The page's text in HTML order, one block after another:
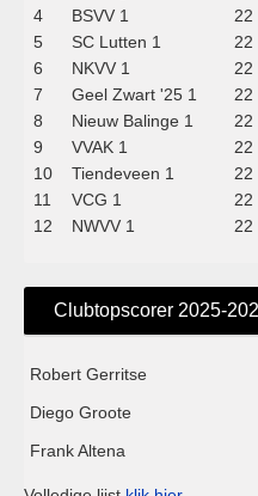
4
BSVV 1 22
5
SC Lutten 1 22
6
NKVV 1 22
7
Geel Zwart '25 1 22
8
Nieuw Balinge 1 22
9
VVAK 1 22
10
Tiendeveen 1 22
11
VCG 1 22
12
NWVV 1 22
Clubtopscorer 2025-
Robert Gerritse
Diego Groote
Frank Altena